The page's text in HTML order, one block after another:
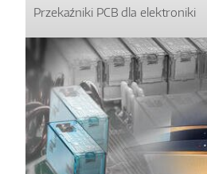
Przekaźniki PCB dla elektroniki